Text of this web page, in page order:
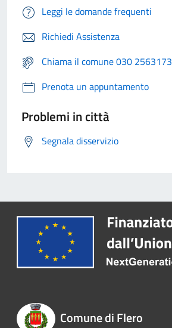
Leggi le domande frequenti
Richiedi Assistenza
Chiama il comune 030 2563173
Prenota un appuntamento
Problemi in città
Segnala disservizio
Comune di Flero